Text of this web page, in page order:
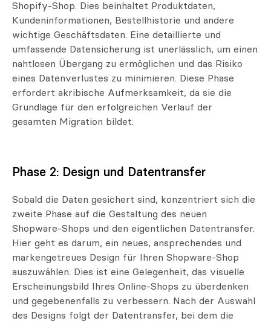
Shopify-Shop. Dies beinhaltet Produktdaten,
Kundeninformationen, Bestellhistorie und andere
wichtige Geschäftsdaten. Eine detaillierte und
umfassende Datensicherung ist unerlässlich, um einen
nahtlosen Übergang zu ermöglichen und das Risiko
eines Datenverlustes zu minimieren. Diese Phase
erfordert akribische Aufmerksamkeit, da sie die
Grundlage für den erfolgreichen Verlauf der
gesamten Migration bildet.
Phase 2: Design und Datentransfer
Sobald die Daten gesichert sind, konzentriert sich die
zweite Phase auf die Gestaltung des neuen
Shopware-Shops und den eigentlichen Datentransfer.
Hier geht es darum, ein neues, ansprechendes und
markengetreues Design für Ihren Shopware-Shop
auszuwählen. Dies ist eine Gelegenheit, das visuelle
Erscheinungsbild Ihres Online-Shops zu überdenken
und gegebenenfalls zu verbessern. Nach der Auswahl
des Designs folgt der Datentransfer, bei dem die